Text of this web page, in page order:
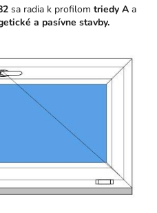
sa radia k profilom triedy A a
a pasívne stavby.